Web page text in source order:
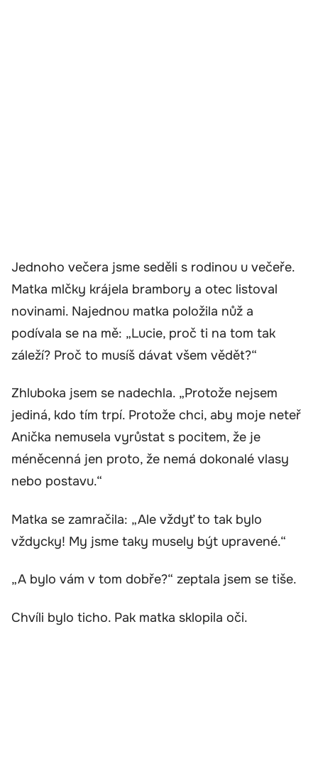
Jednoho večera jsme seděli s rodinou u večeře.
Matka mlčky krájela brambory a otec listoval
novinami. Najednou matka položila nůž a
podívala se na mě: „Lucie, proč ti na tom tak
záleží? Proč to musíš dávat všem vědět?“
Zhluboka jsem se nadechla. „Protože nejsem
jediná, kdo tím trpí. Protože chci, aby moje neteř
Anička nemusela vyrůstat s pocitem, že je
méněcenná jen proto, že nemá dokonalé vlasy
nebo postavu.“
Matka se zamračila: „Ale vždyť to tak bylo
vždycky! My jsme taky musely být upravené.“
„A bylo vám v tom dobře?“ zeptala jsem se tiše.
Chvíli bylo ticho. Pak matka sklopila oči.